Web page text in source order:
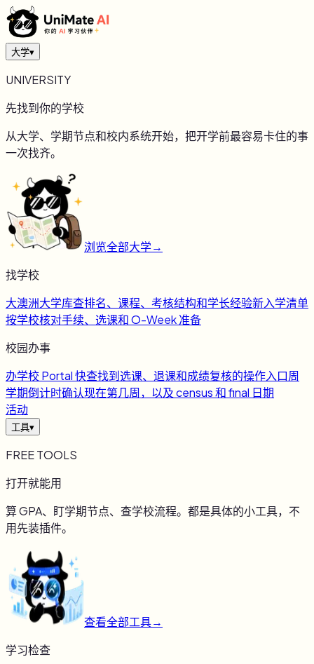
大学▾
UNIVERSITY
先找到你的学校
从大学、学期节点和校内系统开始，把开学前最容易卡住的事
一次找齐。
浏览全部大学→
找学校
大澳洲大学库查排名、课程、考核结构和学长经验新入学清单
按学校核对手续、选课和 O-Week 准备
校园办事
办学校 Portal 快查找到选课、退课和成绩复核的操作入口周
学期倒计时确认现在第几周，以及 census 和 final 日期
活动
工具▾
FREE TOOLS
打开就能用
算 GPA、盯学期节点、查学校流程。都是具体的小工具，不
用先装插件。
查看全部工具→
学习检查